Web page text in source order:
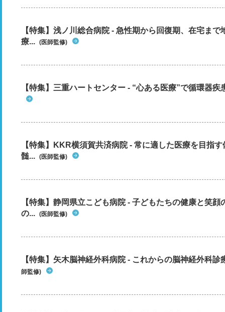
【特集】浅ノ川総合病院 - 急性期から回復期、在宅ま
療... (医師監修)
【特集】三重ハートセンター - “心ある医療”で循環器疾
【特集】KKR横須賀共済病院 - 常に適した医療を目指
髄... (医師監修)
【特集】静岡県立こども病院 - 子どもたちの健康と笑
の... (医師監修)
【特集】矢木脳神経外科病院 - これからの脳神経外科
師監修)